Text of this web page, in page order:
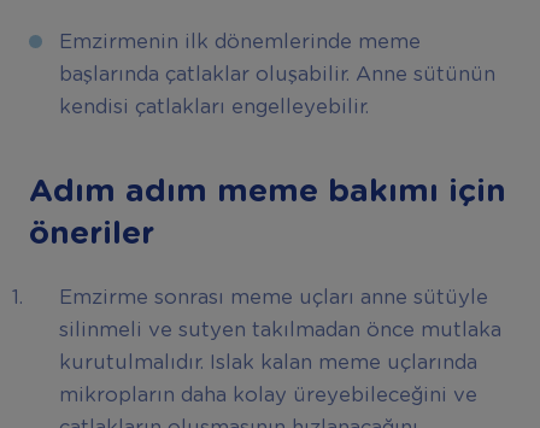
Emzirmenin ilk dönemlerinde meme
başlarında çatlaklar oluşabilir. Anne sütünün
kendisi çatlakları engelleyebilir.
Adım adım meme bakımı için
öneriler
Emzirme sonrası meme uçları anne sütüyle
silinmeli ve sutyen takılmadan önce mutlaka
kurutulmalıdır. Islak kalan meme uçlarında
mikropların daha kolay üreyebileceğini ve